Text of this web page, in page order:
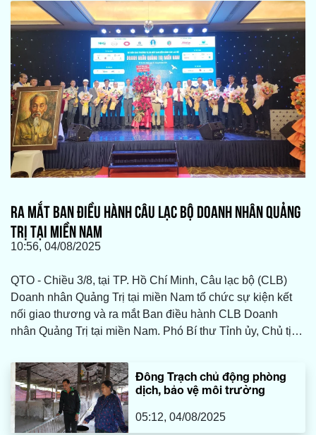
RA MẮT BAN ĐIỀU HÀNH CÂU LẠC BỘ DOANH NHÂN QUẢNG
TRỊ TẠI MIỀN NAM
10:56, 04/08/2025
QTO - Chiều 3/8, tại TP. Hồ Chí Minh, Câu lạc bộ (CLB)
Doanh nhân Quảng Trị tại miền Nam tổ chức sự kiện kết
nối giao thương và ra mắt Ban điều hành CLB Doanh
nhân Quảng Trị tại miền Nam. Phó Bí thư Tỉnh ủy, Chủ tịch
Lê Đức Tiến; đại diện lãnh đạo các sở, ban, ngành cùng
đông đảo doanh nghiệp, doanh nhân Quảng Trị tại TP. Hồ
Chí Minh và các tỉnh miền Nam tham dự.
Đông Trạch chủ động phòng
dịch, bảo vệ môi trường
05:12, 04/08/2025